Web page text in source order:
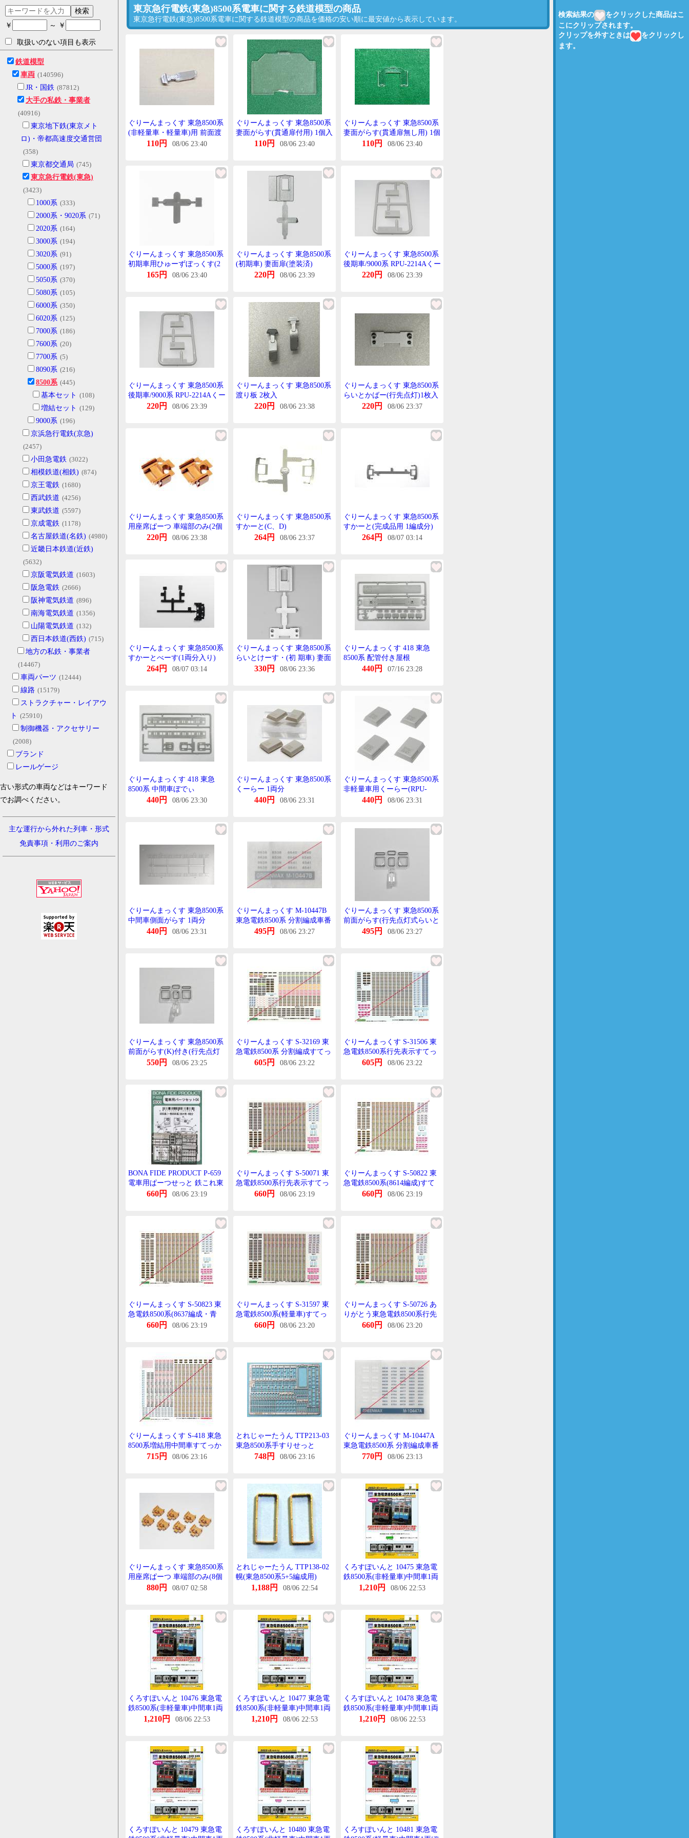
検索
￥ ～ ￥
取扱いのない項目も表示
鉄道模型
車両 (140596)
JR・国鉄 (87812)
大手の私鉄・事業者
(40916)
東京地下鉄(東京メト
ロ)・帝都高速度交通営団
(358)
東京都交通局 (745)
東京急行電鉄(東急)
(3423)
1000系 (333)
2000系・9020系 (71)
2020系 (164)
3000系 (194)
3020系 (91)
5000系 (197)
5050系 (370)
5080系 (105)
6000系 (350)
6020系 (125)
7000系 (186)
7600系 (20)
7700系 (5)
8090系 (216)
8500系 (445)
基本セット (108)
増結セット (129)
9000系 (196)
京浜急行電鉄(京急)
(2457)
小田急電鉄 (3022)
相模鉄道(相鉄) (874)
京王電鉄 (1680)
西武鉄道 (4256)
東武鉄道 (5597)
京成電鉄 (1178)
名古屋鉄道(名鉄) (4980)
近畿日本鉄道(近鉄)
(5632)
京阪電気鉄道 (1603)
阪急電鉄 (2666)
阪神電気鉄道 (896)
南海電気鉄道 (1356)
山陽電気鉄道 (132)
西日本鉄道(西鉄) (715)
地方の私鉄・事業者
(14467)
車両パーツ (12444)
線路 (15179)
ストラクチャー・レイアウ
ト (25910)
制御機器・アクセサリー
(2008)
ブランド
レールゲージ
古い形式の車両などはキーワード
でお調べください。
主な運行から外れた列車・形式
免責事項・利用のご案内
検索結果の
をクリックした商品はこ
こにクリップされます。
クリップを外すときは
をクリックし
ます。
東京急行電鉄(東急)8500系電車に関する鉄道模型の商品
東京急行電鉄(東急)8500系電車に関する鉄道模型の商品を価格の安い順に最安値から表示しています。
ぐりーんまっくす 東急8500系
(非軽量車・軽量車)用 前面渡
り板 塗装済み
110円 08/06 23:40
ぐりーんまっくす 東急8500系
妻面がらす(貫通扉付用) 1個入
110円 08/06 23:40
ぐりーんまっくす 東急8500系
妻面がらす(貫通扉無し用) 1個
110円 08/06 23:40
ぐりーんまっくす 東急8500系
初期車用ひゅーずぼっくす(2
165円 08/06 23:40
ぐりーんまっくす 東急8500系
(初期車) 妻面扉(塗装済)
220円 08/06 23:39
ぐりーんまっくす 東急8500系
後期車/9000系 RPU-2214Aくー
らー(たいぷA)
220円 08/06 23:39
ぐりーんまっくす 東急8500系
後期車/9000系 RPU-2214Aくー
らー(たいぷB)
220円 08/06 23:39
ぐりーんまっくす 東急8500系
渡り板 2枚入
220円 08/06 23:38
ぐりーんまっくす 東急8500系
らいとかばー(行先点灯)1枚入
220円 08/06 23:37
ぐりーんまっくす 東急8500系
用座席ぱーつ 車端部のみ(2個
220円 08/06 23:38
ぐりーんまっくす 東急8500系
すかーと(C、D)
264円 08/06 23:37
ぐりーんまっくす 東急8500系
すかーと(完成品用 1編成分)
264円 08/07 03:14
ぐりーんまっくす 東急8500系
すかーとべーす(1両分入り)
264円 08/07 03:14
ぐりーんまっくす 東急8500系
らいとけーす・(初 期車) 妻面
扉(塗装済) 各1個入
330円 08/06 23:36
ぐりーんまっくす 418 東急
8500系 配管付き屋根
440円 07/16 23:28
ぐりーんまっくす 418 東急
8500系 中間車ぼでぃ
440円 08/06 23:30
ぐりーんまっくす 東急8500系
くーらー 1両分
440円 08/06 23:31
ぐりーんまっくす 東急8500系
非軽量車用くーらー(RPU-
2204) 4個入り☆
440円 08/06 23:31
ぐりーんまっくす 東急8500系
中間車側面がらす 1両分
440円 08/06 23:31
ぐりーんまっくす M-10447B
東急電鉄8500系 分割編成車番
まっと銀495円 08/06 23:27
ぐりーんまっくす 東急8500系
前面がらす(行先点灯式らいと
ゆにっと対応)
495円 08/06 23:27
ぐりーんまっくす 東急8500系
前面がらす(K)付き(行先点灯
式らいとゆにっと対応)
550円 08/06 23:25
ぐりーんまっくす S-32169 東
急電鉄8500系 分割編成すてっ
かー 1枚605円 08/06 23:22
ぐりーんまっくす S-31506 東
急電鉄8500系行先表示すてっ
かー 1枚605円 08/06 23:22
BONA FIDE PRODUCT P-659
電車用ぱーつせっと 鉄これ東
急8000系(一部8500系)他用
660円 08/06 23:19
ぐりーんまっくす S-50071 東
急電鉄8500系行先表示すてっ
660円 08/06 23:19
ぐりーんまっくす S-50822 東
急電鉄8500系(8614編成)すて
っかー 1枚
660円 08/06 23:19
ぐりーんまっくす S-50823 東
急電鉄8500系(8637編成・青
帯)すてっかー 1枚
660円 08/06 23:19
ぐりーんまっくす S-31597 東
急電鉄8500系(軽量車)すてっ
660円 08/06 23:20
ぐりーんまっくす S-50726 あ
りがとう東急電鉄8500系行先
表示すてっかー
660円 08/06 23:20
ぐりーんまっくす S-418 東急
8500系増結用中間車すてっか
ー 1枚715円 08/06 23:16
とれじゃーたうん TTP213-03
東急8500系手すりせっと
748円 08/06 23:16
ぐりーんまっくす M-10447A
東急電鉄8500系 分割編成車番
770円 08/06 23:13
ぐりーんまっくす 東急8500系
用座席ぱーつ 車端部のみ(8個
880円 08/07 02:58
とれじゃーたうん TTP138-02
幌(東急8500系5+5編成用)
1,188円 08/06 22:54
くろすぽいんと 10475 東急電
鉄8500系(非軽量車)中間車1両
ぼでぃきっとA(非軽量車 配管
1,210円 08/06 22:53
くろすぽいんと 10476 東急電
鉄8500系(非軽量車)中間車1両
ぼでぃきっとB(非軽量車 配管
1,210円 08/06 22:53
くろすぽいんと 10477 東急電
鉄8500系(非軽量車)中間車1両
ぼでぃきっとC(配管無し・分
1,210円 08/06 22:53
くろすぽいんと 10478 東急電
鉄8500系(非軽量車)中間車1両
ぼでぃきっとD (配管無し・分
1,210円 08/06 22:53
くろすぽいんと 10479 東急電
くろすぽいんと 10480 東急電
くろすぽいんと 10481 東急電